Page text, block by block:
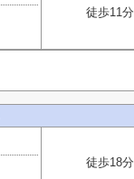
徒歩11分
徒歩18分